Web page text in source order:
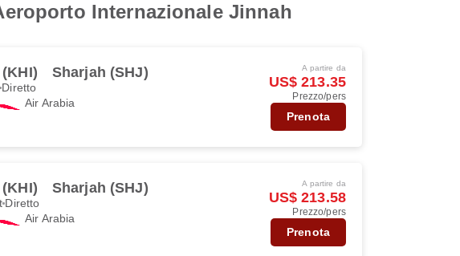
Internazionale Jinnah
Sharjah (SHJ)
Diretto
Air Arabia
A partire da
US$ 213.35
Prezzo/pers
Prenota
Sharjah (SHJ)
Diretto
Air Arabia
A partire da
US$ 213.58
Prezzo/pers
Prenota